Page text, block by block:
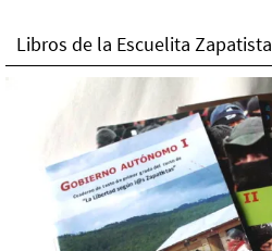
Libros de la Escuelita Zapatista